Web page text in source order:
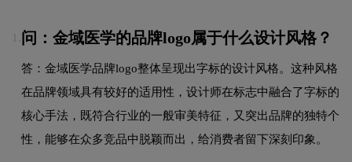
问：金域医学的品牌logo属于什么设计风格？
答：金域医学品牌logo整体呈现出字标的设计风格。这种风格
在品牌领域具有较好的适用性，设计师在标志中融合了字标的
核心手法，既符合行业的一般审美特征，又突出品牌的独特个
性，能够在众多竞品中脱颖而出，给消费者留下深刻印象。